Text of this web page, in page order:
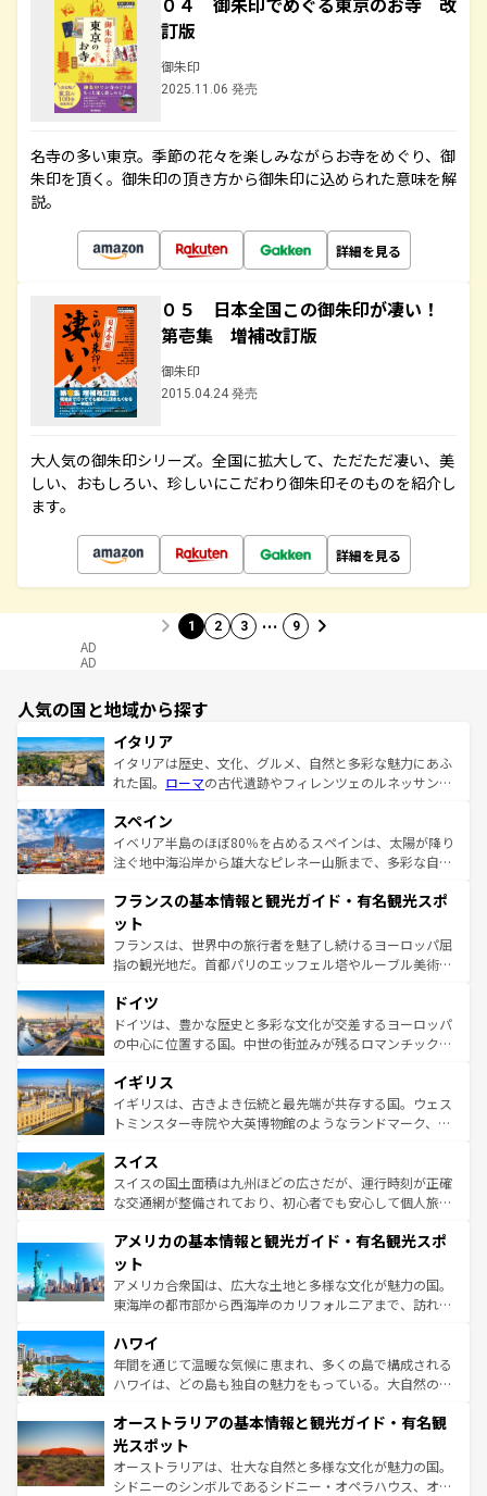
訂版
御朱印
2025.11.06 発売
名寺の多い東京。季節の花々を楽しみながらお寺をめぐり、御
朱印を頂く。御朱印の頂き方から御朱印に込められた意味を解
説。
詳細を見る
０５ 日本全国この御朱印が凄い！
第壱集 増補改訂版
御朱印
2015.04.24 発売
大人気の御朱印シリーズ。全国に拡大して、ただただ凄い、美
しい、おもしろい、珍しいにこだわり御朱印そのものを紹介し
ます。
詳細を見る
1 2 3 … 9
AD
AD
人気の国と地域から探す
イタリア
イタリアは歴史、文化、グルメ、自然と多彩な魅力にあふ
れた国。 ローマの古代遺跡やフィレンツェのルネッサンス
ろん、トスカーナの美しい田園風景やアマルフィ海岸の絶
景など、自然景観も見逃せない。観光の合間には、本場の
ピザやパスタなど、絶品のイタリア料理を堪能することも
ませてくれるイタリアで、忘れられない旅をしてみよう！
なお、新着のイタリア情報は
しい。
スペイン
イベリア半島のほぼ80％を占めるスペインは、太陽が降り
注ぐ地中海沿岸から雄大なピレネー山脈まで、多彩な自然
文化が根付くこの国では、情熱的なフラメンコ、熱気あふ
れる闘牛、そして美味しいタパスが生活の一部となってい
る。首都マドリードの洗練された雰囲気や、バルセロナの
アートに溢れた街角から、地方では古代ローマ遺跡や中世
せる。地方によって風土や気候が異なるスペインはその個
性で訪れる人を魅了する。 なお、新着のスペイン情報は コ
ンテンツ一覧を参照してほしい。
フランスの基本情報と観光ガイド・有名観光スポ
ット
フランスは、世界中の旅行者を魅了し続けるヨーロッパ屈
指の観光地だ。首都パリのエッフェル塔やルーブル美術館
で、幅広い魅力が詰まっている。華麗な宮殿、歴史的な大
聖堂、美しいビーチ、そして豊かな自然が、訪れる者を心
から魅了する。また、フランスは美食の国としても知ら
いる。シャンパンの発祥地であるランス、プロヴァンスの
香り高いラベンダー畑など、多彩な楽しみ方が可能だ。さ
らに、パリ以外の地域にも魅力が溢れており、どの街角に
れる地方に足を運ぶとそれぞれで全く異なる文化を体験で
きるだろう。 なお、新着のフランス情報はコンテンツ一覧
を参照してほしい。
ドイツ
ドイツは、豊かな歴史と多彩な文化が交差するヨーロッパ
の中心に位置する国。中世の街並みが残るロマンチック街
顔を持つこの国は、どこを歩いても飽きることがない。ベ
ルリンの文化的活気、バイエルン州のアルプスの絶景、そ
してライン川沿いのワイン畑といった風景は必見。ビール
は、お酒好きな人にはぜひ体験してほしい。 なお、新着の
ドイツ情報はコンテンツ一覧を参照してほしい。
イギリス
イギリスは、古きよき伝統と最先端が共存する国。ウェス
トミンスター寺院や大英博物館のようなランドマーク、歴
リアごとに異なる魅力がある。また、優雅なアフタヌーン
ティー、ビール好きにはたまらない英国パブ、サッカー観
戦など、本場だからこそできる体験も豊富。イギリスを旅
ンツ一覧を参照してほしい。
スイス
スイスの国土面積は九州ほどの広さだが、運行時刻が正確
な交通網が整備されており、初心者でも安心して個人旅行
の建物がそのまま残る町や、スイスならではのユニークな
博物館もあり、アルプス観光だけでなく町歩きも満喫する
ことができる。国民の所得が高いため物価も高いが、旅行
者向けの交通パス提供のサービスもあり、うまく活用すれ
着のスイス情報は
アメリカの基本情報と観光ガイド・有名観光スポ
ット
アメリカ合衆国は、広大な土地と多様な文化が魅力の国。
東海岸の都市部から西海岸のカリフォルニアまで、訪れる
のような巨大都市は、観光、ショッピング、エンターテイ
ンメントが詰まった刺激的なスポットだ。一方、アメリカ
西部には大自然が広がり、グランドキャニオンやイエロー
部のニューオーリンズでは、音楽と美食が融合した独特の
文化が魅力。旅行者はアメリカの各地域で異なる魅力を楽
しみながら、その多様性と豊かな歴史を感じることができ
るだろう。車でのロードトリップや列車の旅も、アメリカ
ハワイ
年間を通じて温暖な気候に恵まれ、多くの島で構成される
ハワイは、どの島も独自の魅力をもっている。大自然の神
ワイ島は見逃せない。また、定番の観光地といえばオアフ
島だが、静かな自然を求めるならマウイ島やカウアイ島が
おすすめ。エメラルドグリーンに輝く海をはじめ、豊かな
文化や歴史が息づいている。「アロハスピリット」と呼ば
オーストラリアの基本情報と観光ガイド・有名観
光スポット
オーストラリアは、壮大な自然と多様な文化が魅力の国。
シドニーのシンボルであるシドニー・オペラハウス、オー